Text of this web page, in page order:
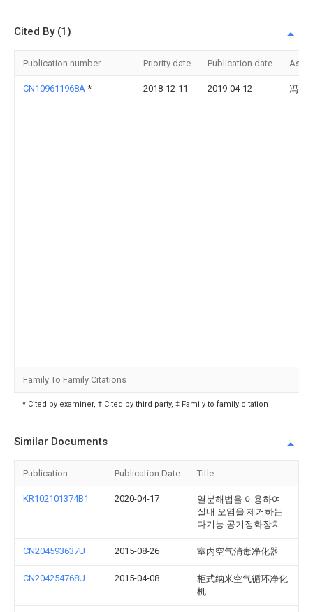
Cited By (1)
Publication number Priority date Publication date
CN109611968A * 2018-12-11 2019-04-12 冯智
Family To Family Citations
* Cited by examiner, † Cited by third party, ‡ Family to family citation
Similar Documents
Publication Publication Date Title
KR102101374B1 2020-04-17
열분해법을 이용하여
실내 오염을 제거하는
다기능 공기정화장치
CN204593637U 2015-08-26 室内空气消毒净化器
CN204254768U 2015-04-08
柜式纳米空气循环净化
机